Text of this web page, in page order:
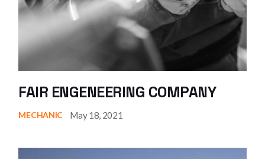
FAIR ENGENEERING COMPANY
MECHANIC May 18, 2021